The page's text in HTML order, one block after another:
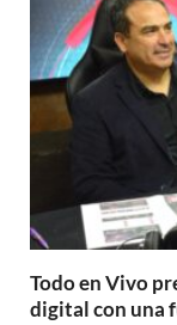
Todo en Vivo
digital con una